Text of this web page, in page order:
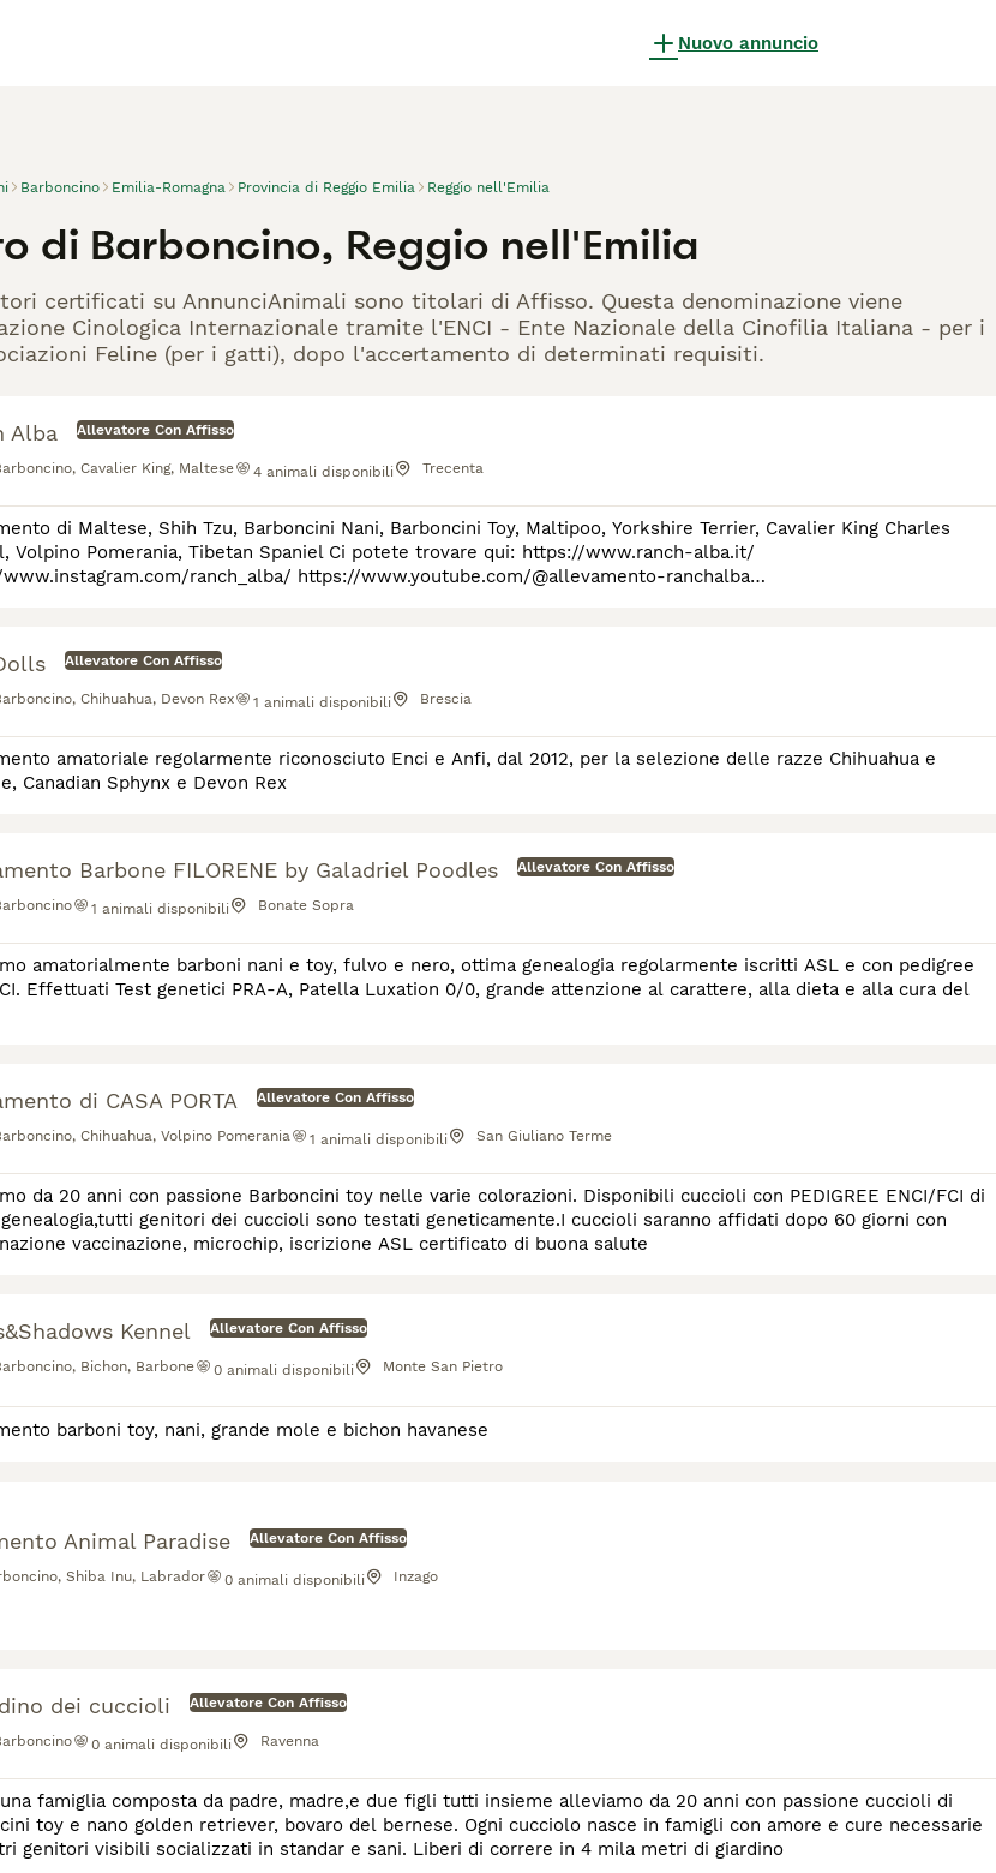
Nuovo annuncio
Barboncino Emilia-Romagna Provincia di Reggio Emilia Reggio nell'Emilia
di Barboncino, Reggio nell'Emilia
certificati su AnnunciAnimali sono titolari di Affisso. Questa denominazione viene
Cinologica Internazionale tramite l'ENCI - Ente Nazionale della Cinofilia Italiana - per i
Feline (per i gatti), dopo l'accertamento di determinati requisiti.
Alba Allevatore Con Affisso
Cavalier King, Maltese 4 animali disponibili Trecenta
di Maltese, Shih Tzu, Barboncini Nani, Barboncini Toy, Maltipoo, Yorkshire Terrier, Cavalier King Charles
Pomerania, Tibetan Spaniel Ci potete trovare qui: https://www.ranch-alba.it/
ranch_alba/ https://www.youtube.com/@allevamento-ranchalba
Allevatore Con Affisso
Chihuahua, Devon Rex 1 animali disponibili Brescia
amatoriale regolarmente riconosciuto Enci e Anfi, dal 2012, per la selezione delle razze Chihuahua e
Canadian Sphynx e Devon Rex
Barbone FILORENE by Galadriel Poodles Allevatore Con Affisso
1 animali disponibili Bonate Sopra
amatorialmente barboni nani e toy, fulvo e nero, ottima genealogia regolarmente iscritti ASL e con pedigree
Effettuati Test genetici PRA-A, Patella Luxation 0/0, grande attenzione al carattere, alla dieta e alla cura del
di CASA PORTA Allevatore Con Affisso
Chihuahua, Volpino Pomerania 1 animali disponibili San Giuliano Terme
da 20 anni con passione Barboncini toy nelle varie colorazioni. Disponibili cuccioli con PEDIGREE ENCI/FCI di
sono testati geneticamente.I cuccioli saranno affidati dopo 60 giorni con
vaccinazione, microchip, iscrizione ASL certificato di buona salute
Kennel Allevatore Con Affisso
Bichon, Barbone 0 animali disponibili Monte San Pietro
barboni toy, nani, grande mole e bichon havanese
Animal Paradise Allevatore Con Affisso
Shiba Inu, Labrador 0 animali disponibili Inzago
dei cuccioli Allevatore Con Affisso
0 animali disponibili Ravenna
composta da padre, madre,e due figli tutti insieme alleviamo da 20 anni con passione cuccioli di
toy e nano golden retriever, bovaro del bernese. Ogni cucciolo nasce in famigli con amore e cure necessarie
genitori visibili socializzati in standar e sani. Liberi di correre in 4 mila metri di giardino